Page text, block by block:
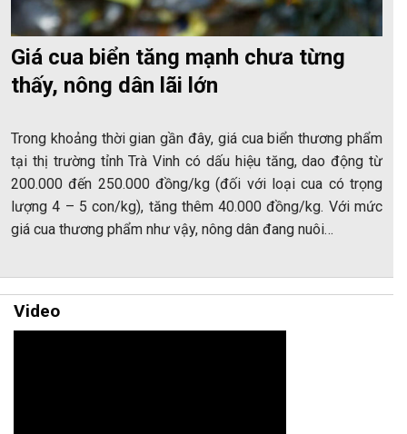
Giá cua biển tăng mạnh chưa từng
thấy, nông dân lãi lớn
Trong khoảng thời gian gần đây, giá cua biển thương phẩm
tại thị trường tỉnh Trà Vinh có dấu hiệu tăng, dao động từ
200.000 đến 250.000 đồng/kg (đối với loại cua có trọng
lượng 4 – 5 con/kg), tăng thêm 40.000 đồng/kg. Với mức
giá cua thương phẩm như vậy, nông dân đang nuôi…
Video